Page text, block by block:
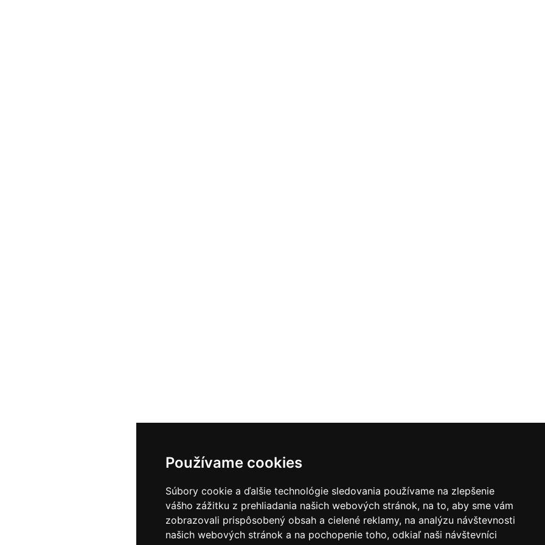
Používame cookies
Súbory cookie a ďalšie technológie sledovania používame na zlepšenie
vášho zážitku z prehliadania našich webových stránok, na to, aby sme vám
zobrazovali prispôsobený obsah a cielené reklamy, na analýzu návštevnosti
našich webových stránok a na pochopenie toho, odkiaľ naši návštevníci